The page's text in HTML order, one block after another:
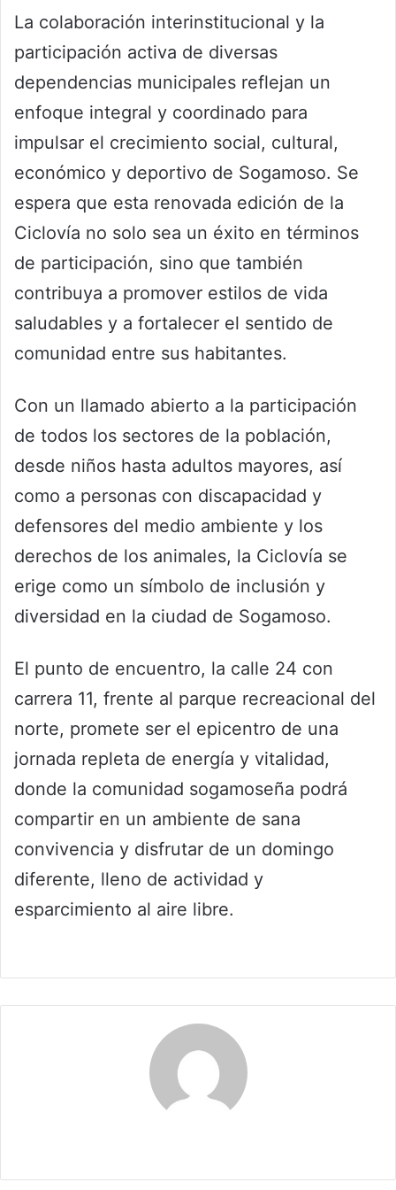
La colaboración interinstitucional y la
participación activa de diversas
dependencias municipales reflejan un
enfoque integral y coordinado para
impulsar el crecimiento social, cultural,
económico y deportivo de Sogamoso. Se
espera que esta renovada edición de la
Ciclovía no solo sea un éxito en términos
de participación, sino que también
contribuya a promover estilos de vida
saludables y a fortalecer el sentido de
comunidad entre sus habitantes.
Con un llamado abierto a la participación
de todos los sectores de la población,
desde niños hasta adultos mayores, así
como a personas con discapacidad y
defensores del medio ambiente y los
derechos de los animales, la Ciclovía se
erige como un símbolo de inclusión y
diversidad en la ciudad de Sogamoso.
El punto de encuentro, la calle 24 con
carrera 11, frente al parque recreacional del
norte, promete ser el epicentro de una
jornada repleta de energía y vitalidad,
donde la comunidad sogamoseña podrá
compartir en un ambiente de sana
convivencia y disfrutar de un domingo
diferente, lleno de actividad y
esparcimiento al aire libre.